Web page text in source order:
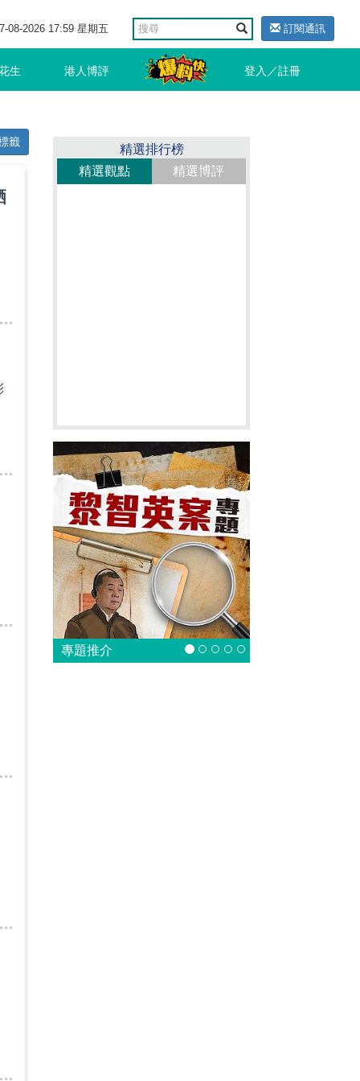
08-2026 17:59 星期五 訂閱通訊
生 港人博評 登入／註冊
籤
精選排行榜
精選觀點
精選博評
專題推介